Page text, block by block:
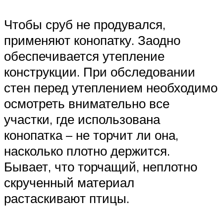
Чтобы сруб не продувался,
применяют конопатку. Заодно
обеспечивается утепление
конструкции. При обследовании
стен перед утеплением необходимо
осмотреть внимательно все
участки, где использована
конопатка – не торчит ли она,
насколько плотно держится.
Бывает, что торчащий, неплотно
скрученный материал
растаскивают птицы.